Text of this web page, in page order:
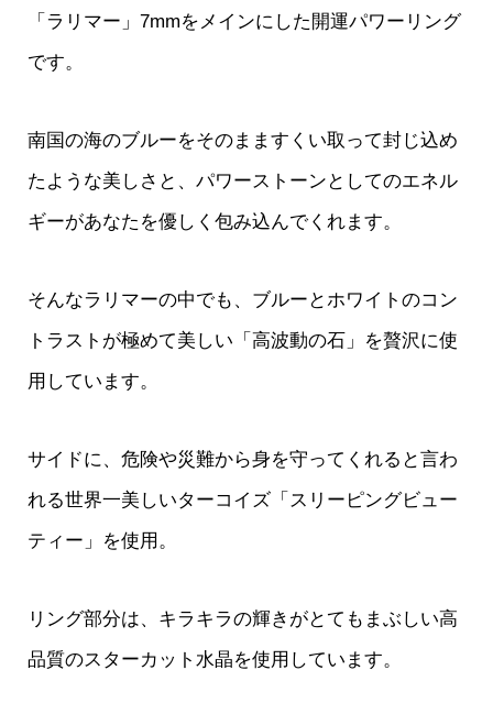
「ラリマー」7mmをメインにした開運パワーリング
です。
南国の海のブルーをそのまますくい取って封じ込め
たような美しさと、パワーストーンとしてのエネル
ギーがあなたを優しく包み込んでくれます。
そんなラリマーの中でも、ブルーとホワイトのコン
トラストが極めて美しい「高波動の石」を贅沢に使
用しています。
サイドに、危険や災難から身を守ってくれると言わ
れる世界一美しいターコイズ「スリーピングビュー
ティー」を使用。
リング部分は、キラキラの輝きがとてもまぶしい高
品質のスターカット水晶を使用しています。